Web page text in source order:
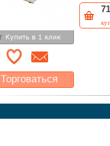
Торговаться
Какая цена Вас
устроит?